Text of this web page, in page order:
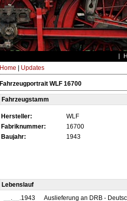
Home Updates
Fahrzeugportrait WLF 16700
Fahrzeugstamm
Hersteller:
WLF
Fabriknummer:
16700
Baujahr:
1943
Lebenslauf
__.__.1943
Auslieferung an DRB -